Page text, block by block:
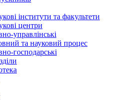
інститути та факультети
центри
управлінські
та науковий процес
господарські